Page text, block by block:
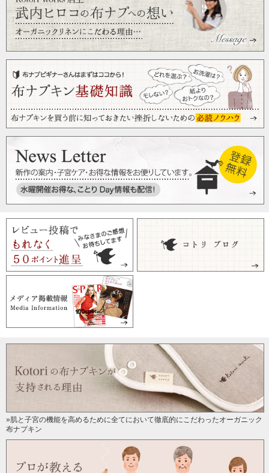
2016/12/07 投稿者：snow 評価：★★★★★
洗濯はもちろん 水スプレーにまぜて拭き掃除にも使ってい
びっくりするほどよく落ちる
2016/10/30 投稿者：やっち 評価：★★★★
つけて置いているだけで、驚くほど汚れが落ちました。洗濯
が思っていたより楽でした。
お試しサイズでありがたいです
布ナプキンを始めるにあたり、一度試してみたくてこのサイ
ズを購入しました。
皆さんが書いていらっしゃる通り、つけ置きだけでキレイに
おちました!コトリさんの下着を洗濯するのにも使っているの
で、すぐに大きいサイズ購入しました。
まず一度試してみるのにちょうどいい、お値段とサイズだと
思います!
2016/09/25 投稿者：Kuu 評価：
★★★★
付け置きしておくと汚れがよく落ちてよかったです!
保管、使用するのにかわいいボトルなど作ってもらえるとう
2016/09/05 投稿者：Ayumix305 評価：★★★★★
»肌と子宮の機能を高めるために全てにおいて徹底的にこだわったオーガニック
布ナプキン